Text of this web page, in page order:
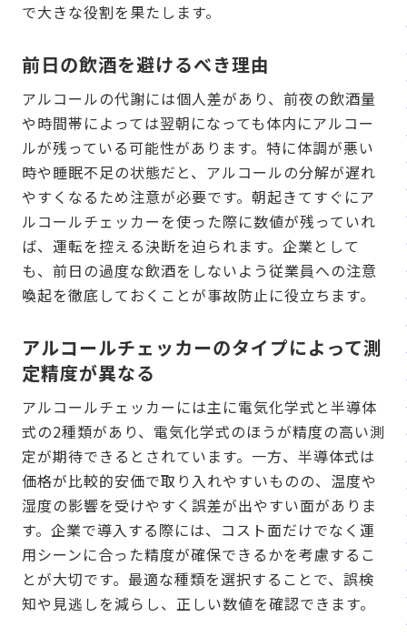
で大きな役割を果たします。
前日の飲酒を避けるべき理由
アルコールの代謝には個人差があり、前夜の飲酒量
や時間帯によっては翌朝になっても体内にアルコー
ルが残っている可能性があります。特に体調が悪い
時や睡眠不足の状態だと、アルコールの分解が遅れ
やすくなるため注意が必要です。朝起きてすぐにア
ルコールチェッカーを使った際に数値が残っていれ
ば、運転を控える決断を迫られます。企業として
も、前日の過度な飲酒をしないよう従業員への注意
喚起を徹底しておくことが事故防止に役立ちます。
アルコールチェッカーのタイプによって測
定精度が異なる
アルコールチェッカーには主に電気化学式と半導体
式の2種類があり、電気化学式のほうが精度の高い測
定が期待できるとされています。一方、半導体式は
価格が比較的安価で取り入れやすいものの、温度や
湿度の影響を受けやすく誤差が出やすい面がありま
す。企業で導入する際には、コスト面だけでなく運
用シーンに合った精度が確保できるかを考慮するこ
とが大切です。最適な種類を選択することで、誤検
知や見逃しを減らし、正しい数値を確認できます。